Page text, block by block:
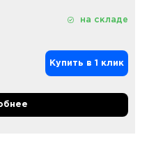
на складе
Купить в 1 клик